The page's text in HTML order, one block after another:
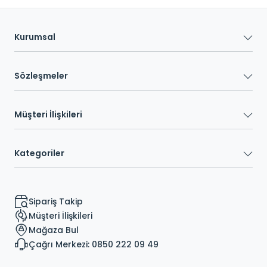
Kurumsal
Sözleşmeler
Müşteri İlişkileri
Kategoriler
Sipariş Takip
Müşteri İlişkileri
Mağaza Bul
Çağrı Merkezi: 0850 222 09 49